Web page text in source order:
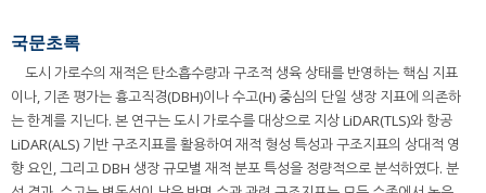
국문초록
도시 가로수의 재적은 탄소흡수량과 구조적 생육 상태를 반영하는 핵심 지표
이나, 기존 평가는 흉고직경(DBH)이나 수고(H) 중심의 단일 생장 지표에 의존하
는 한계를 지닌다. 본 연구는 도시 가로수를 대상으로 지상 LiDAR(TLS)와 항공
LiDAR(ALS) 기반 구조지표를 활용하여 재적 형성 특성과 구조지표의 상대적 영
향 요인, 그리고 DBH 생장 규모별 재적 분포 특성을 정량적으로 분석하였다. 분